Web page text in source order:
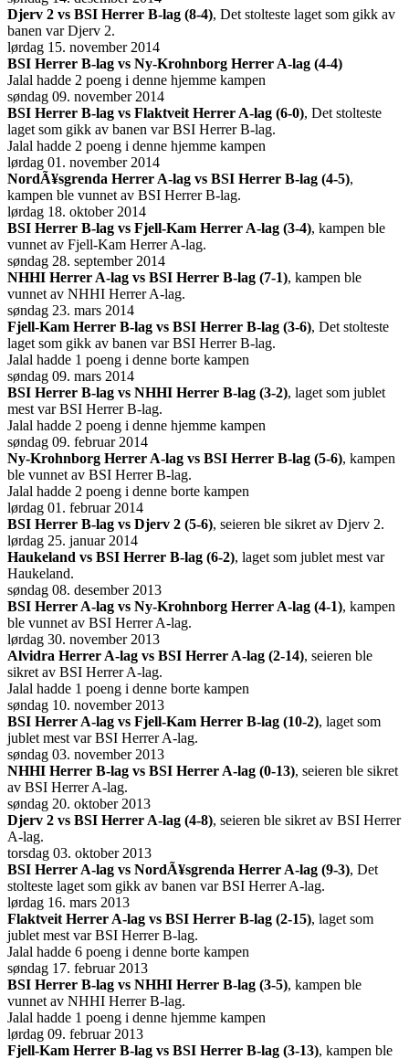
Djerv 2 vs BSI Herrer B-lag (8-4), Det stolteste laget som gikk av
banen var Djerv 2.
lørdag 15. november 2014
BSI Herrer B-lag vs Ny-Krohnborg Herrer A-lag (4-4)
Jalal hadde 2 poeng i denne hjemme kampen
søndag 09. november 2014
BSI Herrer B-lag vs Flaktveit Herrer A-lag (6-0), Det stolteste
laget som gikk av banen var BSI Herrer B-lag.
Jalal hadde 2 poeng i denne hjemme kampen
lørdag 01. november 2014
NordÃ¥sgrenda Herrer A-lag vs BSI Herrer B-lag (4-5),
kampen ble vunnet av BSI Herrer B-lag.
lørdag 18. oktober 2014
BSI Herrer B-lag vs Fjell-Kam Herrer A-lag (3-4), kampen ble
vunnet av Fjell-Kam Herrer A-lag.
søndag 28. september 2014
NHHI Herrer A-lag vs BSI Herrer B-lag (7-1), kampen ble
vunnet av NHHI Herrer A-lag.
søndag 23. mars 2014
Fjell-Kam Herrer B-lag vs BSI Herrer B-lag (3-6), Det stolteste
laget som gikk av banen var BSI Herrer B-lag.
Jalal hadde 1 poeng i denne borte kampen
søndag 09. mars 2014
BSI Herrer B-lag vs NHHI Herrer B-lag (3-2), laget som jublet
mest var BSI Herrer B-lag.
Jalal hadde 2 poeng i denne hjemme kampen
søndag 09. februar 2014
Ny-Krohnborg Herrer A-lag vs BSI Herrer B-lag (5-6), kampen
ble vunnet av BSI Herrer B-lag.
Jalal hadde 2 poeng i denne borte kampen
lørdag 01. februar 2014
BSI Herrer B-lag vs Djerv 2 (5-6), seieren ble sikret av Djerv 2.
lørdag 25. januar 2014
Haukeland vs BSI Herrer B-lag (6-2), laget som jublet mest var
Haukeland.
søndag 08. desember 2013
BSI Herrer A-lag vs Ny-Krohnborg Herrer A-lag (4-1), kampen
ble vunnet av BSI Herrer A-lag.
lørdag 30. november 2013
Alvidra Herrer A-lag vs BSI Herrer A-lag (2-14), seieren ble
sikret av BSI Herrer A-lag.
Jalal hadde 1 poeng i denne borte kampen
søndag 10. november 2013
BSI Herrer A-lag vs Fjell-Kam Herrer B-lag (10-2), laget som
jublet mest var BSI Herrer A-lag.
søndag 03. november 2013
NHHI Herrer B-lag vs BSI Herrer A-lag (0-13), seieren ble sikret
av BSI Herrer A-lag.
søndag 20. oktober 2013
Djerv 2 vs BSI Herrer A-lag (4-8), seieren ble sikret av BSI Herrer
A-lag.
torsdag 03. oktober 2013
BSI Herrer A-lag vs NordÃ¥sgrenda Herrer A-lag (9-3), Det
stolteste laget som gikk av banen var BSI Herrer A-lag.
lørdag 16. mars 2013
Flaktveit Herrer A-lag vs BSI Herrer B-lag (2-15), laget som
jublet mest var BSI Herrer B-lag.
Jalal hadde 6 poeng i denne borte kampen
søndag 17. februar 2013
BSI Herrer B-lag vs NHHI Herrer B-lag (3-5), kampen ble
vunnet av NHHI Herrer B-lag.
Jalal hadde 1 poeng i denne hjemme kampen
lørdag 09. februar 2013
Fjell-Kam Herrer B-lag vs BSI Herrer B-lag (3-13), kampen ble